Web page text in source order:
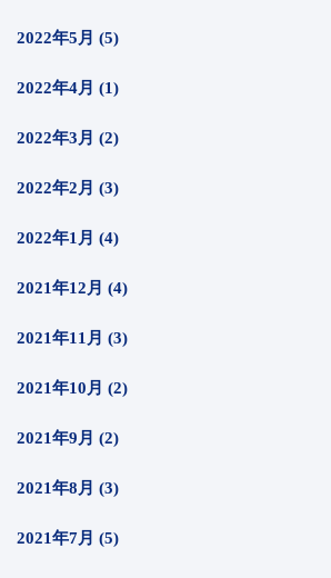
2022年5月 (5)
2022年4月 (1)
2022年3月 (2)
2022年2月 (3)
2022年1月 (4)
2021年12月 (4)
2021年11月 (3)
2021年10月 (2)
2021年9月 (2)
2021年8月 (3)
2021年7月 (5)